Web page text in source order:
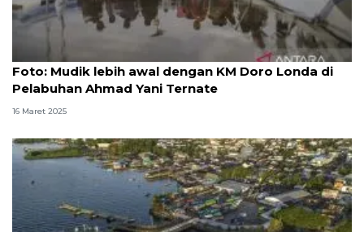
Foto: Mudik lebih awal dengan KM Doro Londa di
Pelabuhan Ahmad Yani Ternate
16 Maret 2025